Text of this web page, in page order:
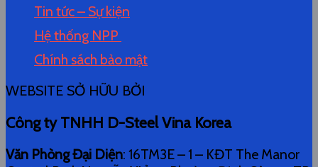
Tin tức – Sự kiện
Hệ thống NPP
Chính sách bảo mật
WEBSITE SỞ HỮU BỞI
Công ty TNHH D-Steel Vina Korea
Văn Phòng Đại Diện: 16TM3E – 1 – KĐT The Manor